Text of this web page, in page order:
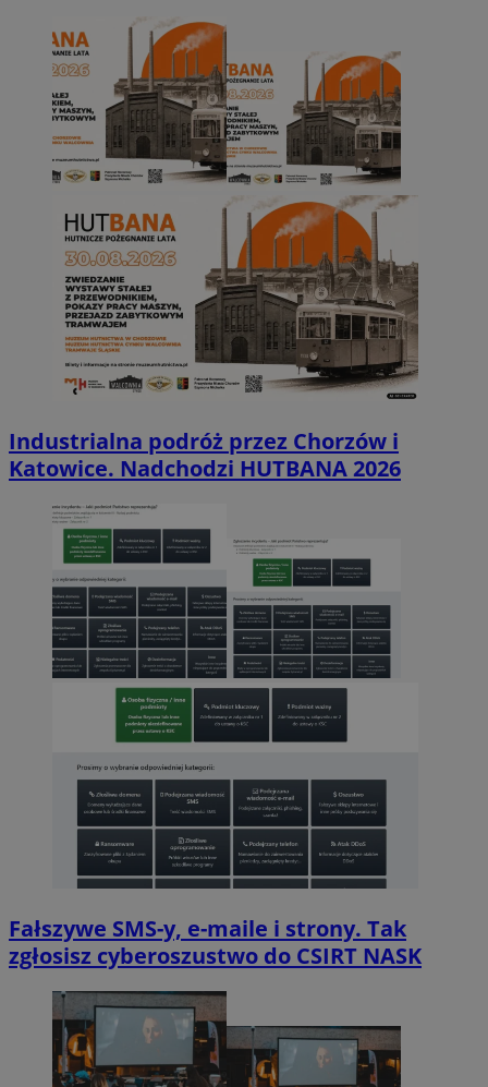
Industrialna podróż przez Chorzów i
Katowice. Nadchodzi HUTBANA 2026
Fałszywe SMS-y, e-maile i strony. Tak
zgłosisz cyberoszustwo do CSIRT NASK